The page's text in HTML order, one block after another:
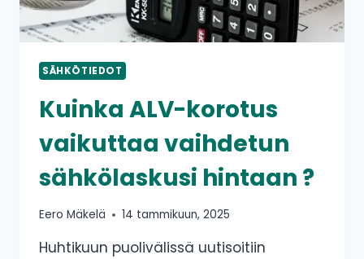
SÄHKÖTIEDOT
Kuinka ALV-korotus
vaikuttaa vaihdetun
sähkölaskusi hintaan ?
Eero Mäkelä 14 tammikuun, 2025
Huhtikuun puolivälissä uutisoitiin